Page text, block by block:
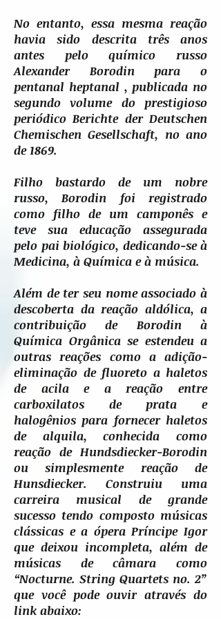
No entanto, essa mesma reação
havia sido descrita três anos
antes pelo químico russo
Alexander Borodin para o
pentanal heptanal , publicada no
segundo volume do prestigioso
periódico Berichte der Deutschen
Chemischen Gesellschaft, no ano
de 1869.
Filho bastardo de um nobre
russo, Borodin foi registrado
como filho de um camponês e
teve sua educação assegurada
pelo pai biológico, dedicando-se à
Medicina, à Química e à música.
Além de ter seu nome associado à
descoberta da reação aldólica, a
contribuição de Borodin à
Química Orgânica se estendeu a
outras reações como a adição-
eliminação de fluoreto a haletos
de acila e a reação entre
carboxilatos de prata e
halogênios para fornecer haletos
de alquila, conhecida como
reação de Hundsdiecker-Borodin
ou simplesmente reação de
Hunsdiecker. Construiu uma
carreira musical de grande
sucesso tendo composto músicas
clássicas e a ópera Príncipe Igor
que deixou incompleta, além de
músicas de câmara como
“Nocturne. String Quartets no. 2”
que você pode ouvir através do
link abaixo: